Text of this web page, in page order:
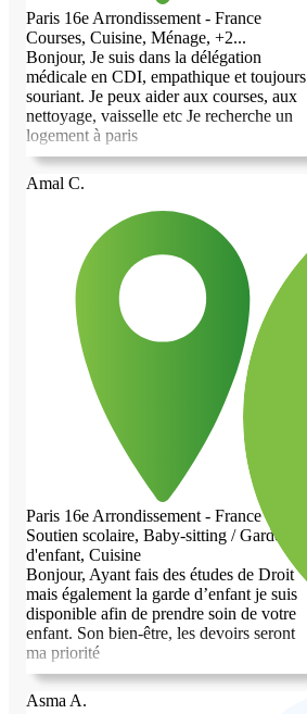
Paris 16e Arrondissement - France
Courses, Cuisine, Ménage, +2...
Bonjour, Je suis dans la délégation
médicale en CDI, empathique et toujours
souriant. Je peux aider aux courses, aux
nettoyage, vaisselle etc Je recherche un
logement à paris
Amal C.
Paris 16e Arrondissement - France
Soutien scolaire, Baby-sitting / Garde
d'enfant, Cuisine
Bonjour, Ayant fais des études de Droit
mais également la garde d’enfant je suis
disponible afin de prendre soin de votre
enfant. Son bien-être, les devoirs seront
ma priorité
Asma A.